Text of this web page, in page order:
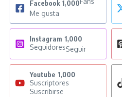
Facebook 1,000
Me gusta
Instagram 1,000
SeguidoresSeguir
Youtube 1,000
Suscriptores
Suscribirse